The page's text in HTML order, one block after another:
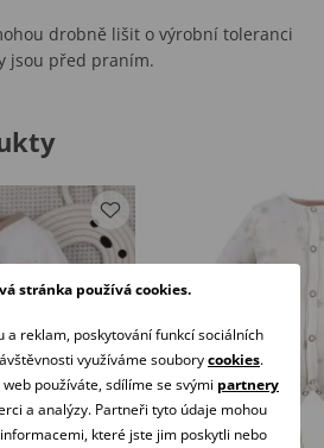
drobně lišit o výrobní toleranci
jsou před praním.
stránka používá cookies.
a reklam, poskytování funkcí sociálních
využíváme souborycookies.
používáte, sdílíme se svými partnery
a analýzy. Partneři tyto údaje mohou
které jste jim poskytli nebo